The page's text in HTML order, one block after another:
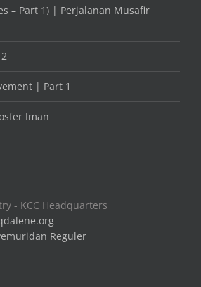
– Part 1) | Perjalanan Musafir
| Part 1
Iman
- KCC Headquarters
Reguler